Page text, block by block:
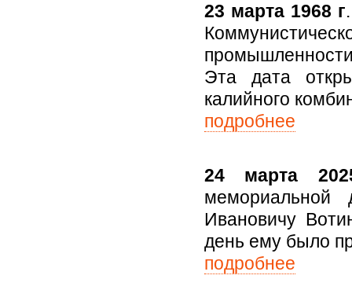
23 марта 1968 г
Эта дата
калийного
подробнее
24 марта
мемориальной
Ивановичу
день ему было
подробнее